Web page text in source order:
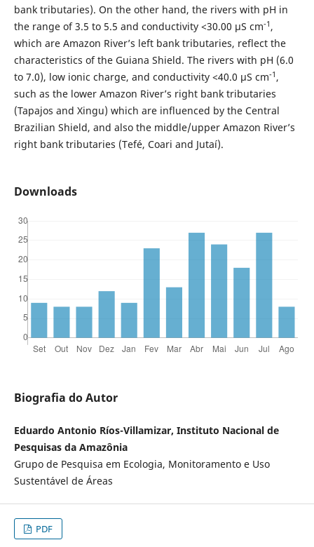
bank tributaries). On the other hand, the rivers with pH in
the range of 3.5 to 5.5 and conductivity <30.00 μS cm-1 ,
which are Amazon River’s left bank tributaries, reflect the
characteristics of the Guiana Shield. The rivers with pH (6.0
to 7.0), low ionic charge, and conductivity <40.0 μS cm-1 ,
such as the lower Amazon River’s right bank tributaries
(Tapajos and Xingu) which are influenced by the Central
Brazilian Shield, and also the middle/upper Amazon River’s
right bank tributaries (Tefé, Coari and Jutaí).
Downloads
Biografia do Autor
Eduardo Antonio Ríos-Villamizar, Instituto Nacional de
Pesquisas da Amazônia
Grupo de Pesquisa em Ecologia, Monitoramento e Uso
Sustentável de Áreas
PDF